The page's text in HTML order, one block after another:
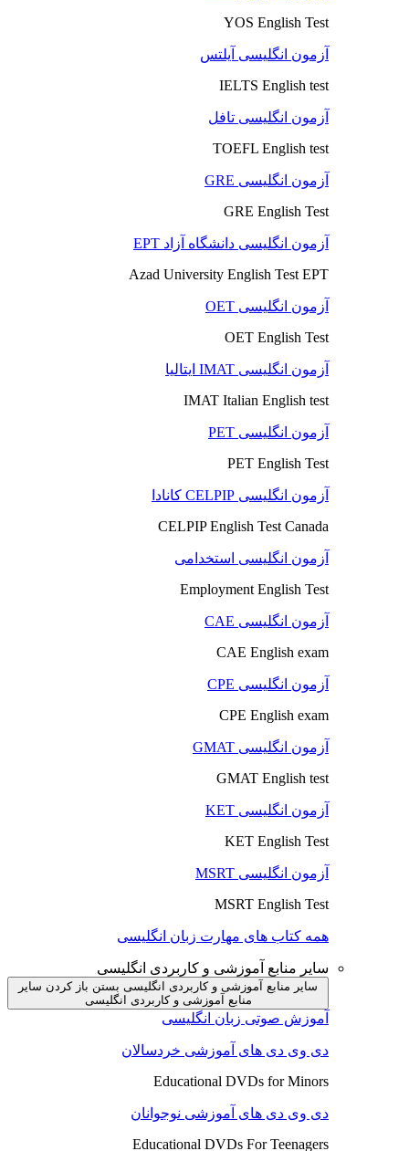
YOS English Test
آزمون انگلیسی آیلتس
IELTS English test
آزمون انگلیسی تافل
TOEFL English test
آزمون انگلیسی GRE
GRE English Test
آزمون انگلیسی دانشگاه آزاد EPT
Azad University English Test EPT
آزمون انگلیسی OET
OET English Test
آزمون انگلیسی IMAT ایتالیا
IMAT Italian English test
آزمون انگلیسی PET
PET English Test
آزمون انگلیسی CELPIP کانادا
CELPIP English Test Canada
آزمون انگلیسی استخدامی
Employment English Test
آزمون انگلیسی CAE
CAE English exam
آزمون انگلیسی CPE
CPE English exam
آزمون انگلیسی GMAT
GMAT English test
آزمون انگلیسی KET
KET English Test
آزمون انگلیسی MSRT
MSRT English Test
همه کتاب های مهارت زبان انگلیسی
سایر منابع آموزشی و کاربردی انگلیسی
سایر منابع آموزشی و کاربردی انگلیسی بستن باز کردن سایر
منابع آموزشی و کاربردی انگلیسی
آموزش صوتی زبان انگلیسی
دی وی دی های آموزشی خردسالان
Educational DVDs for Minors
دی وی دی های آموزشی نوجوانان
Educational DVDs For Teenagers